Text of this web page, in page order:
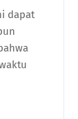
dapat